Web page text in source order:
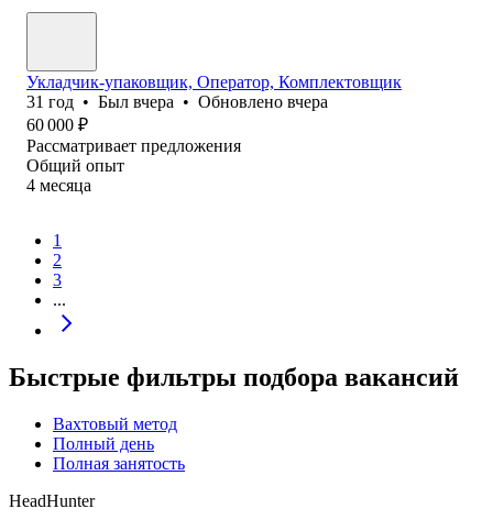
Укладчик-упаковщик, Оператор, Комплектовщик
31 год • Был вчера • Обновлено вчера
60 000 ₽
Рассматривает предложения
Общий опыт
4 месяца
1
2
3
...
Быстрые фильтры подбора вакансий
Вахтовый метод
Полный день
Полная занятость
HeadHunter